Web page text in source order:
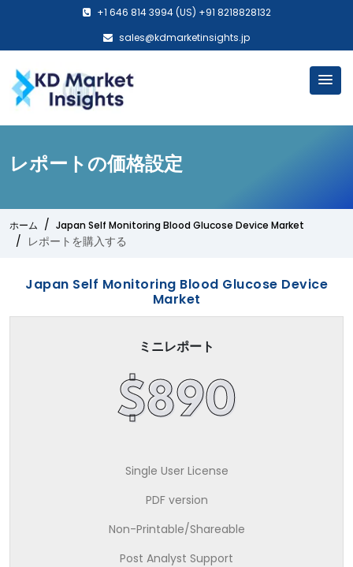
+1 646 814 3994 (US) +91 8218828132
sales@kdmarketinsights.jp
レポートの価格設定
ホーム Japan Self Monitoring Blood Glucose Device Market
レポートを購入する
Japan Self Monitoring Blood Glucose Device
Market
ミニレポート
$890
Single User License
PDF version
Non-Printable/Shareable
Post Analyst Support